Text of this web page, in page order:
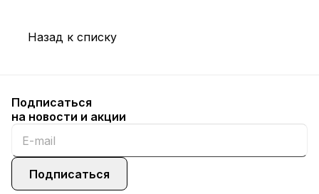
Назад к списку
Подписаться
на новости и акции
Подписаться